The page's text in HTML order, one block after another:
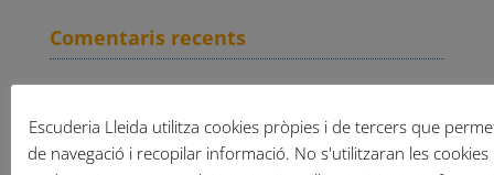
Comentaris recents
setembre 2019
agost 2019
Escuderia Lleida utilitza cookies pròpies i de tercers que
de navegació i recopilar informació. No s'utilitzaran les